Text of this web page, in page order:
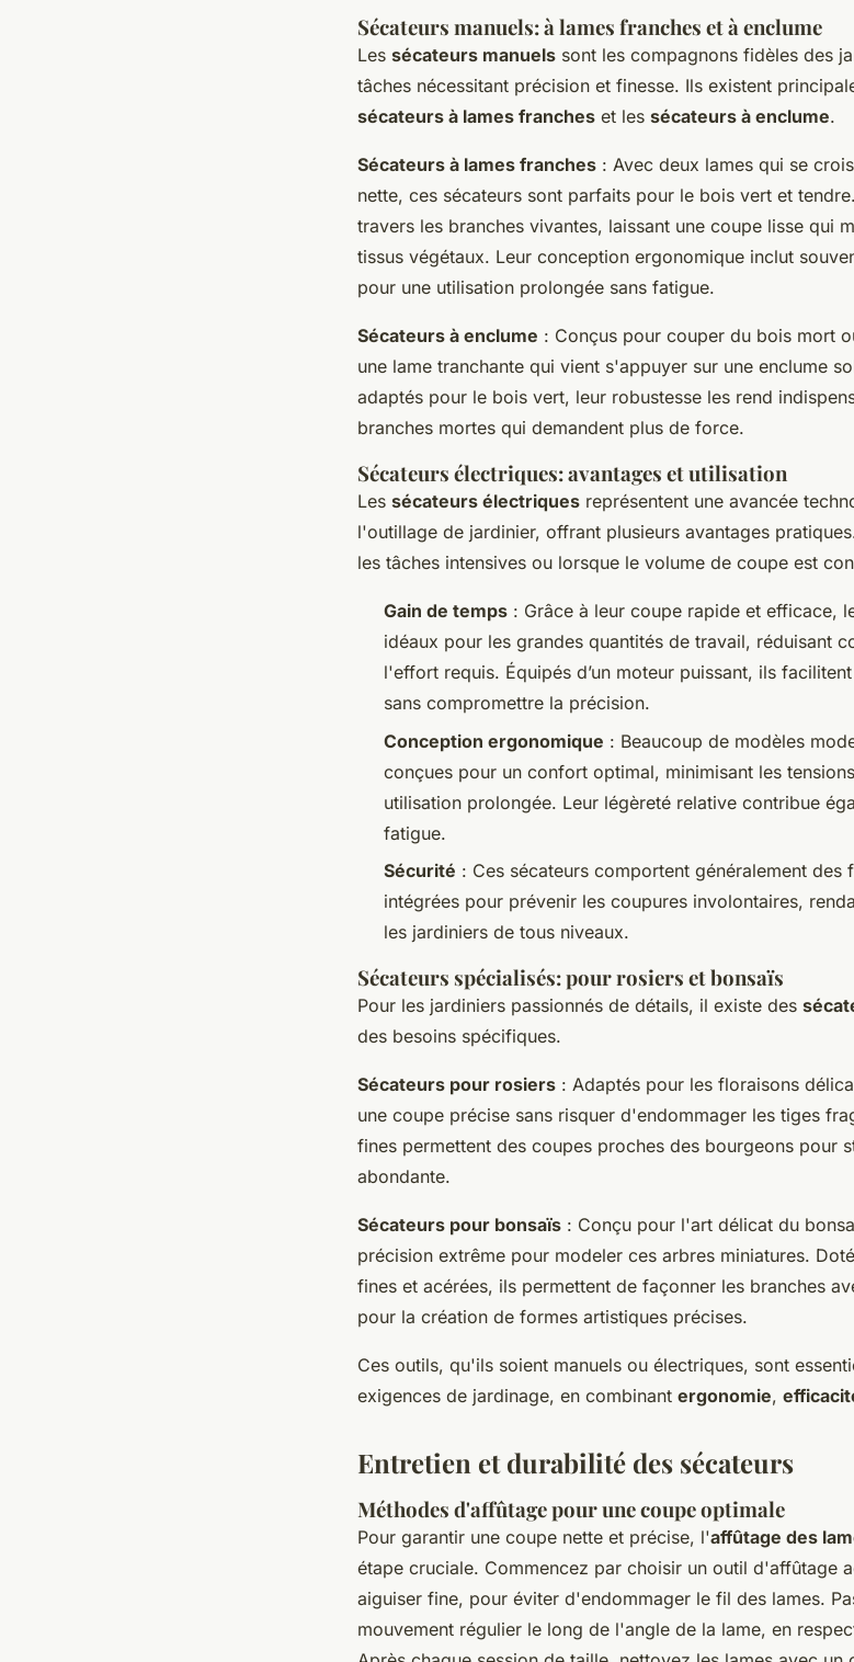
Sécateurs manuels: à lames franches et à enclume
Les sécateurs manuels sont les compagnons fidèles des
tâches nécessitant précision et finesse. Ils existent
sécateurs à lames franches et les sécateurs à enclume.
Sécateurs à lames franches : Avec deux lames qui se
nette, ces sécateurs sont parfaits pour le bois vert et
travers les branches vivantes, laissant une coupe lisse qui
tissus végétaux. Leur conception ergonomique inclut
pour une utilisation prolongée sans fatigue.
Sécateurs à enclume : Conçus pour couper du bois mort
une lame tranchante qui vient s'appuyer sur une enclume
adaptés pour le bois vert, leur robustesse les rend
branches mortes qui demandent plus de force.
Sécateurs électriques: avantages et utilisation
Les sécateurs électriques représentent une avancée
l'outillage de jardinier, offrant plusieurs avantages
les tâches intensives ou lorsque le volume de coupe est
Gain de temps : Grâce à leur coupe rapide et efficace,
idéaux pour les grandes quantités de travail, réduisant
l'effort requis. Équipés d’un moteur puissant, ils
sans compromettre la précision.
Conception ergonomique : Beaucoup de modèles
conçues pour un confort optimal, minimisant les
utilisation prolongée. Leur légèreté relative contribue
fatigue.
Sécurité : Ces sécateurs comportent généralement des
intégrées pour prévenir les coupures involontaires,
les jardiniers de tous niveaux.
Sécateurs spécialisés: pour rosiers et bonsaïs
Pour les jardiniers passionnés de détails, il existe des
des besoins spécifiques.
Sécateurs pour rosiers : Adaptés pour les floraisons
une coupe précise sans risquer d'endommager les tiges
fines permettent des coupes proches des bourgeons pour
abondante.
Sécateurs pour bonsaïs : Conçu pour l'art délicat du
précision extrême pour modeler ces arbres miniatures.
fines et acérées, ils permettent de façonner les branches
pour la création de formes artistiques précises.
Ces outils, qu'ils soient manuels ou électriques, sont
exigences de jardinage, en combinant ergonomie,
Entretien et durabilité des sécateurs
Méthodes d'affûtage pour une coupe optimale
Pour garantir une coupe nette et précise, l'affûtage des
étape cruciale. Commencez par choisir un outil d'affûtage
aiguiser fine, pour éviter d'endommager le fil des lames.
mouvement régulier le long de l'angle de la lame, en